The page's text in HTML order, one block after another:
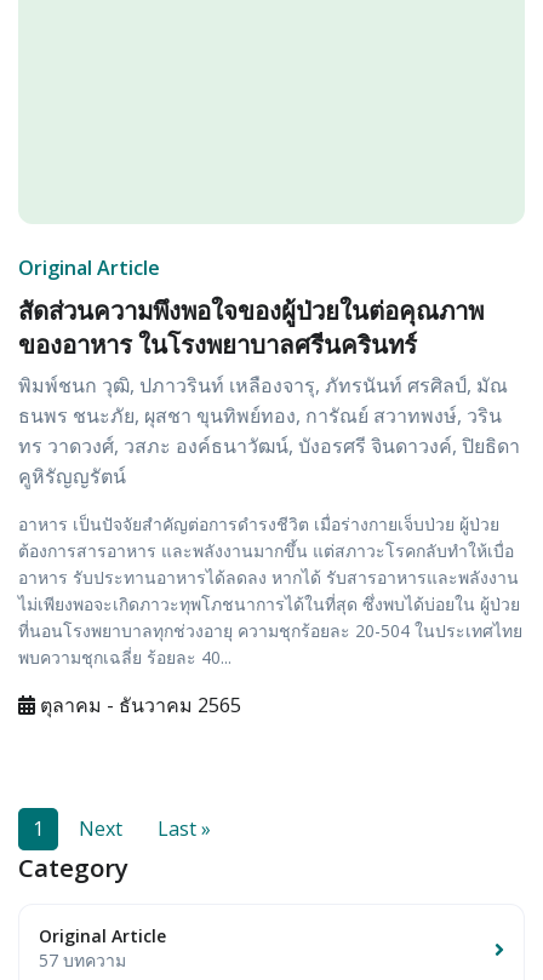
Original Article
สัดส่วนความพึงพอใจของผู้ป่วยในต่อคุณภาพ
ของอาหาร ในโรงพยาบาลศรีนครินทร์
พิมพ์ชนก วุฒิ, ปภาวรินท์ เหลืองจารุ, ภัทรนันท์ ศรศิลป์, มัณ
ธนพร ชนะภัย, ผุสชา ขุนทิพย์ทอง, การัณย์ สวาทพงษ์, วริน
ทร วาดวงศ์, วสภะ องค์ธนาวัฒน์, บังอรศรี จินดาวงค์, ปิยธิดา
คูหิรัญญรัตน์
อาหาร เป็นปัจจัยสำคัญต่อการดำรงชีวิต เมื่อร่างกายเจ็บป่วย ผู้ป่วย
ต้องการสารอาหาร และพลังงานมากขึ้น แต่สภาวะโรคกลับทำให้เบื่อ
อาหาร รับประทานอาหารได้ลดลง หากได้ รับสารอาหารและพลังงาน
ไม่เพียงพอจะเกิดภาวะทุพโภชนาการได้ในที่สุด ซึ่งพบได้บ่อยใน ผู้ป่วย
ที่นอนโรงพยาบาลทุกช่วงอายุ ความชุกร้อยละ 20-504 ในประเทศไทย
พบความชุกเฉลี่ย ร้อยละ 40...
ตุลาคม - ธันวาคม 2565
1 Next Last »
Category
Original Article
57 บทความ